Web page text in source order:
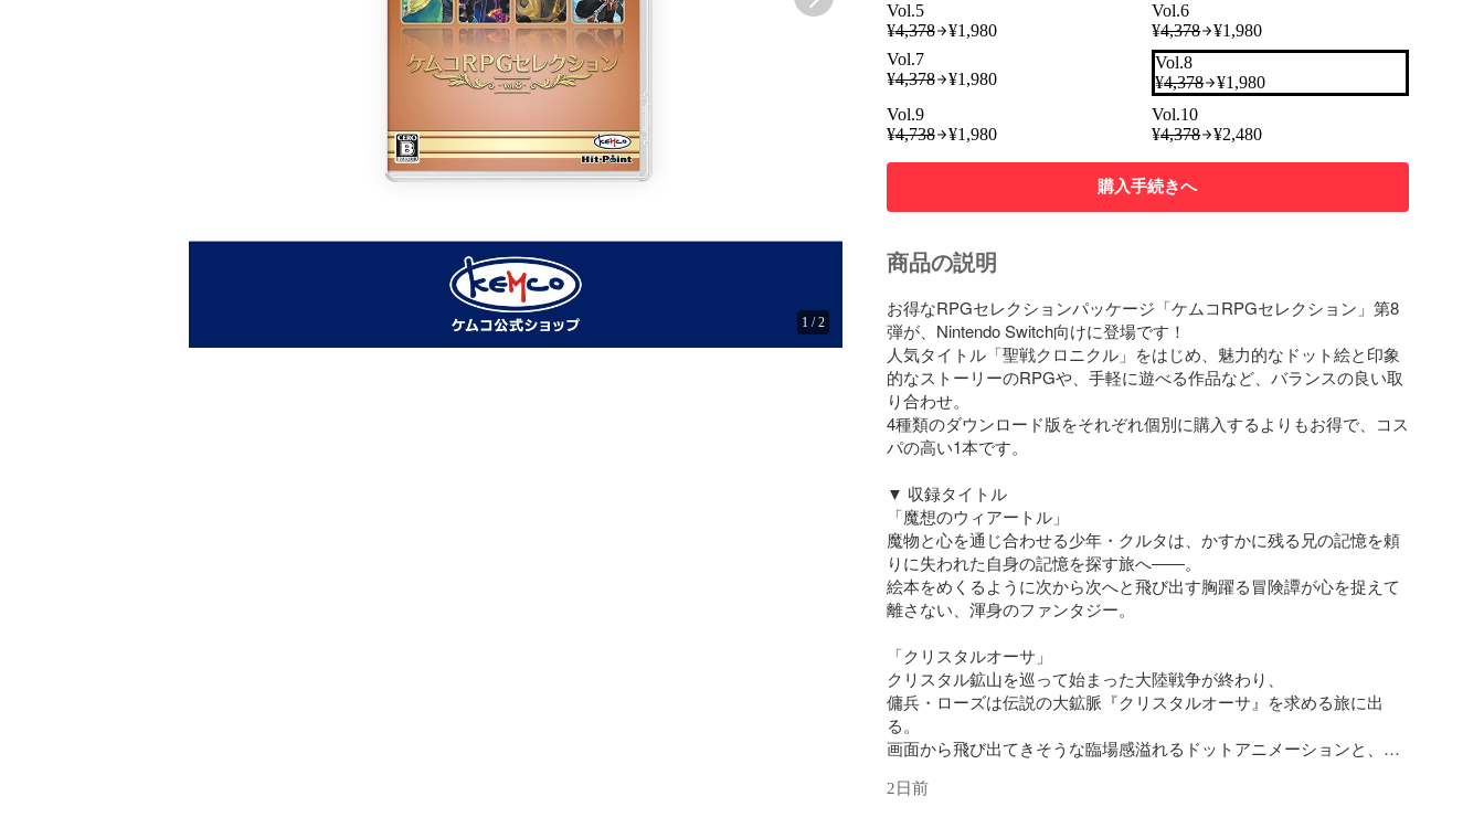
1/2
Vol.5
¥4,378 ¥1,980
Vol.6
¥4,378 ¥1,980
Vol.7
¥4,378 ¥1,980
Vol.8
¥4,378 ¥1,980
Vol.9
¥4,738 ¥1,980
Vol.10
¥4,378 ¥2,480
購入手続きへ
商品の説明
お得なRPGセレクションパッケージ「ケムコRPGセレクション」第8
弾が、Nintendo Switch向けに登場です！
人気タイトル「聖戦クロニクル」をはじめ、魅力的なドット絵と印象
的なストーリーのRPGや、手軽に遊べる作品など、バランスの良い取
り合わせ。
4種類のダウンロード版をそれぞれ個別に購入するよりもお得で、コス
パの高い1本です。
▼ 収録タイトル
「魔想のウィアートル」
魔物と心を通じ合わせる少年・クルタは、かすかに残る兄の記憶を頼
りに失われた自身の記憶を探す旅へ――。
絵本をめくるように次から次へと飛び出す胸躍る冒険譚が心を捉えて
離さない、渾身のファンタジー。
「クリスタルオーサ」
クリスタル鉱山を巡って始まった大陸戦争が終わり、
傭兵・ローズは伝説の大鉱脈『クリスタルオーサ』を求める旅に出
る。
画面から飛び出てきそうな臨場感溢れるドットアニメーションと、
戦しましょう。
2日前